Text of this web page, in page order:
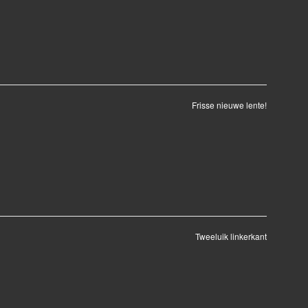
Frisse nieuwe lente!
Tweeluik linkerkant